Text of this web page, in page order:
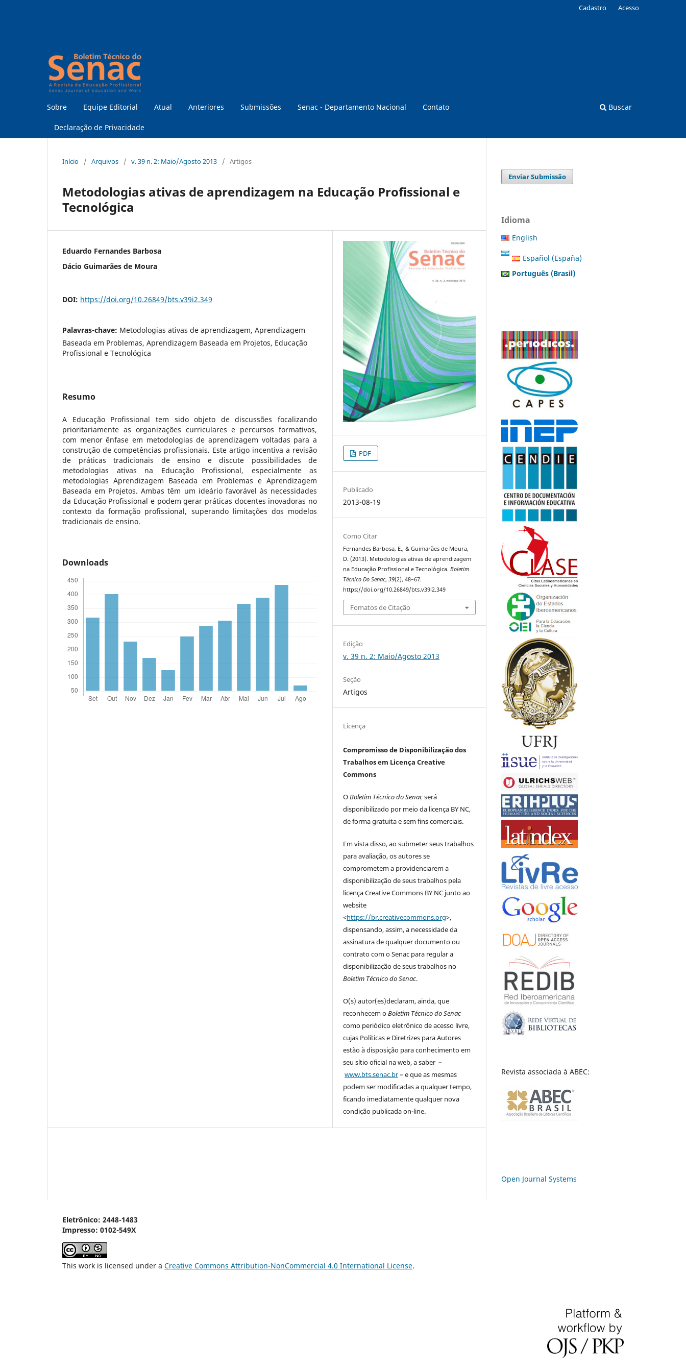
Sobre Equipe Editorial Atual Anteriores Submissões Senac - Departamento Nacional Contato
Declaração de Privacidade
Buscar
Cadastro Acesso
Início / Arquivos / v. 39 n. 2: Maio/Agosto 2013 / Artigos
Metodologias ativas de aprendizagem na Educação Profissional e
Tecnológica
Eduardo Fernandes Barbosa
Dácio Guimarães de Moura
DOI: https://doi.org/10.26849/bts.v39i2.349
Palavras-chave: Metodologias ativas de aprendizagem, Aprendizagem
Baseada em Problemas, Aprendizagem Baseada em Projetos, Educação
Profissional e Tecnológica
Resumo
A Educação Profissional tem sido objeto de discussões focalizando
prioritariamente as organizações curriculares e percursos formativos,
com menor ênfase em metodologias de aprendizagem voltadas para a
construção de competências profissionais. Este artigo incentiva a revisão
de práticas tradicionais de ensino e discute possibilidades de
metodologias ativas na Educação Profissional, especialmente as
metodologias Aprendizagem Baseada em Problemas e Aprendizagem
Baseada em Projetos. Ambas têm um ideário favorável às necessidades
da Educação Profissional e podem gerar práticas docentes inovadoras no
contexto da formação profissional, superando limitações dos modelos
tradicionais de ensino.
Downloads
PDF
Publicado
2013-08-19
Como Citar
Fernandes Barbosa, E., & Guimarães de Moura,
D. (2013). Metodologias ativas de aprendizagem
na Educação Profissional e Tecnológica.Boletim
Técnico Do Senac,39(2), 48–67.
https://doi.org/10.26849/bts.v39i2.349
Fomatos de Citação
Edição
v. 39 n. 2: Maio/Agosto 2013
Seção
Artigos
Licença
Compromisso de Disponibilização dos
Trabalhos em Licença Creative
Commons
OBoletim Técnico do Senacserá
disponibilizado por meio da licença BY NC,
de forma gratuita e sem fins comerciais.
Em vista disso, ao submeter seus trabalhos
para avaliação, os autores se
comprometem a providenciarem a
disponibilização de seus trabalhos pela
licença Creative Commons BY NC junto ao
website
<https://br.creativecommons.org>,
dispensando, assim, a necessidade da
assinatura de qualquer documento ou
contrato com o Senac para regular a
disponibilização de seus trabalhos no
Boletim Técnico do Senac.
O(s) autor(es)declaram, ainda, que
reconhecem oBoletim Técnico do Senac
como periódico eletrônico de acesso livre,
cujas Políticas e Diretrizes para Autores
estão à disposição para conhecimento em
seu sítio oficial na web, a saber –
www.bts.senac.br– e que as mesmas
podem ser modificadas a qualquer tempo,
ficando imediatamente qualquer nova
condição publicada on-line.
Enviar Submissão
Idioma
English
Español (España)
Português (Brasil)
Revista associada à ABEC:
Open Journal Systems
Eletrônico: 2448-1483
Impresso: 0102-549X
This work is licensed under a Creative Commons Attribution-NonCommercial 4.0 International License.